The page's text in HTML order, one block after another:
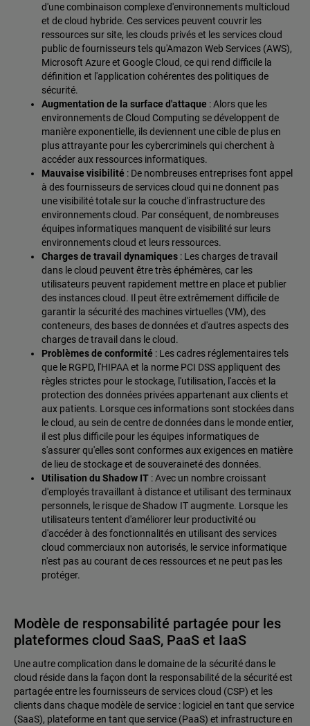
d'une combinaison complexe d'environnements multicloud
et de cloud hybride. Ces services peuvent couvrir les
ressources sur site, les clouds privés et les services cloud
public de fournisseurs tels qu'Amazon Web Services (AWS),
Microsoft Azure et Google Cloud, ce qui rend difficile la
définition et l'application cohérentes des politiques de
sécurité.
Augmentation de la surface d'attaque : Alors que les
environnements de Cloud Computing se développent de
manière exponentielle, ils deviennent une cible de plus en
plus attrayante pour les cybercriminels qui cherchent à
accéder aux ressources informatiques.
Mauvaise visibilité : De nombreuses entreprises font appel
à des fournisseurs de services cloud qui ne donnent pas
une visibilité totale sur la couche d'infrastructure des
environnements cloud. Par conséquent, de nombreuses
équipes informatiques manquent de visibilité sur leurs
environnements cloud et leurs ressources.
Charges de travail dynamiques : Les charges de travail
dans le cloud peuvent être très éphémères, car les
utilisateurs peuvent rapidement mettre en place et publier
des instances cloud. Il peut être extrêmement difficile de
garantir la sécurité des machines virtuelles (VM), des
conteneurs, des bases de données et d'autres aspects des
charges de travail dans le cloud.
Problèmes de conformité : Les cadres réglementaires tels
que le RGPD, l'HIPAA et la norme PCI DSS appliquent des
règles strictes pour le stockage, l'utilisation, l'accès et la
protection des données privées appartenant aux clients et
aux patients. Lorsque ces informations sont stockées dans
le cloud, au sein de centre de données dans le monde entier,
il est plus difficile pour les équipes informatiques de
s'assurer qu'elles sont conformes aux exigences en matière
de lieu de stockage et de souveraineté des données.
Utilisation du Shadow IT : Avec un nombre croissant
d'employés travaillant à distance et utilisant des terminaux
personnels, le risque de Shadow IT augmente. Lorsque les
utilisateurs tentent d'améliorer leur productivité ou
d'accéder à des fonctionnalités en utilisant des services
cloud commerciaux non autorisés, le service informatique
n'est pas au courant de ces ressources et ne peut pas les
protéger.
Modèle de responsabilité partagée pour les
plateformes cloud SaaS, PaaS et IaaS
Une autre complication dans le domaine de la sécurité dans le
cloud réside dans la façon dont la responsabilité de la sécurité est
partagée entre les fournisseurs de services cloud (CSP) et les
clients dans chaque modèle de service : logiciel en tant que service
(SaaS), plateforme en tant que service (PaaS) et infrastructure en